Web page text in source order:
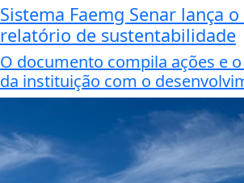
Sistema Faemg Senar lança
relatório de sustentabilidade
O documento compila ações e
da instituição com o